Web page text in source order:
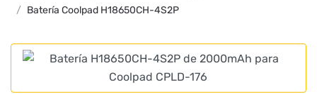
Batería Coolpad H18650CH-4S2P